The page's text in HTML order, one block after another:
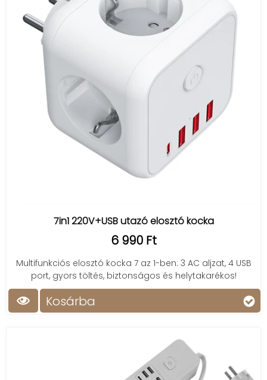
7in1 220V+USB utazó elosztó kocka
6 990 Ft
Multifunkciós elosztó kocka 7 az 1-ben: 3 AC aljzat, 4 USB
port, gyors töltés, biztonságos és helytakarékos!
Kosárba